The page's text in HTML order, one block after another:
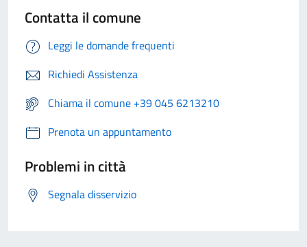
Contatta il comune
Leggi le domande frequenti
Richiedi Assistenza
Chiama il comune +39 045 6213210
Prenota un appuntamento
Problemi in città
Segnala disservizio